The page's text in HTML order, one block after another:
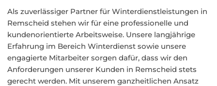
Als zuverlässiger Partner für Winterdienstleistungen in
Remscheid stehen wir für eine professionelle und
kundenorientierte Arbeitsweise. Unsere langjährige
Erfahrung im Bereich Winterdienst sowie unsere
engagierte Mitarbeiter sorgen dafür, dass wir den
Anforderungen unserer Kunden in Remscheid stets
gerecht werden. Mit unserem ganzheitlichen Ansatz